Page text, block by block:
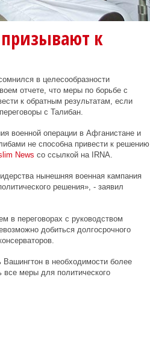
к
в целесообразности
отчете, что меры по борьбе с
к обратным результатам, если
с Талибан.
военной операции в Афганистане и
не способна привести к решению
News со ссылкой на IRNA.
нынешняя военная кампания
решения», - заявил
в переговорах с руководством
добиться долгосрочного
Вашингтон в необходимости более
все меры для политического